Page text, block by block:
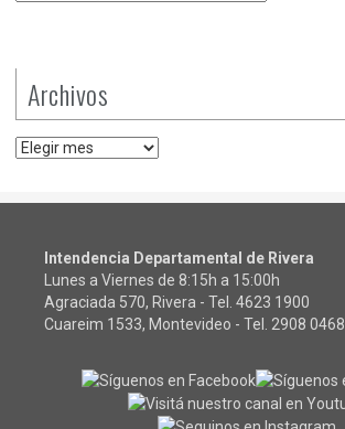
Archivos
Archivos
Intendencia Departamental de Rivera
Lunes a Viernes de 8:15h a 15:00h
Agraciada 570, Rivera - Tel. 4623 1900
Cuareim 1533, Montevideo - Tel. 2908 0468